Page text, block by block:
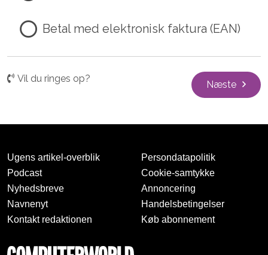
Betal med elektronisk faktura (EAN)
Vil du ringes op?
Næste
Ugens artikel-overblik
Podcast
Nyhedsbreve
Navnenyt
Kontakt redaktionen
Persondatapolitik
Cookie-samtykke
Annoncering
Handelsbetingelser
Køb abonnement